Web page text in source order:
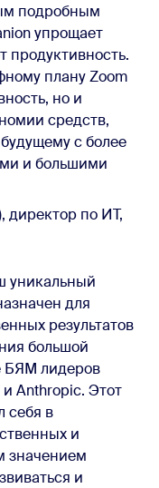
подробным
упрощает
плану Zoom
но и
средств,
с более
и большими
директор по ИТ,
уникальный
для
результатов
большой
БЯМ лидеров
и Anthropic. Этот
себя в
и
значением
и